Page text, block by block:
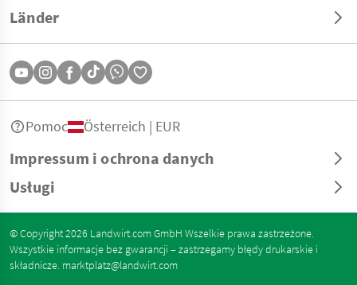
Länder
Impressum i ochrona danych
Usługi
Pomoc Österreich | EUR
© Copyright 2026 Landwirt.com GmbH Wszelkie prawa zastrzeżone.
Wszystkie informacje bez gwarancji – zastrzegamy błędy drukarskie i
składnicze. marktplatz@landwirt.com